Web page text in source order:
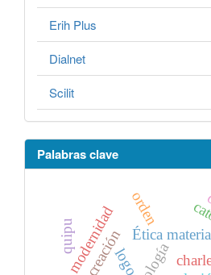
Erih Plus
Dialnet
Scilit
Palabras clave
Ética
creación
modernidadlogos
orden
quipu